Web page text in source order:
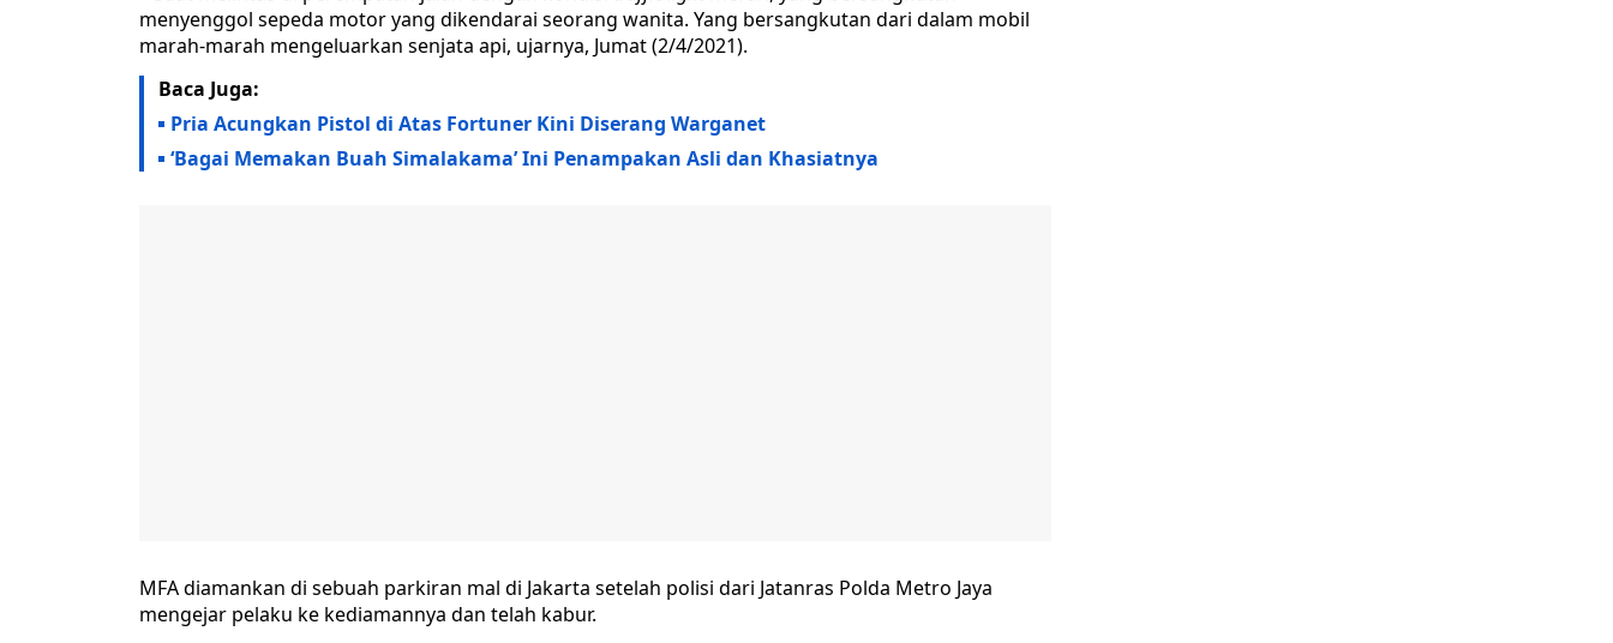
menyenggol sepeda motor yang dikendarai seorang wanita. Yang bersangkutan dari dalam mobil
marah-marah mengeluarkan senjata api, ujarnya, Jumat (2/4/2021).
Baca Juga:
Pria Acungkan Pistol di Atas Fortuner Kini Diserang Warganet
‘Bagai Memakan Buah Simalakama’ Ini Penampakan Asli dan Khasiatnya
MFA diamankan di sebuah parkiran mal di Jakarta setelah polisi dari Jatanras Polda Metro Jaya
mengejar pelaku ke kediamannya dan telah kabur.